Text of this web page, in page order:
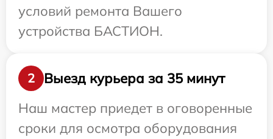
условий ремонта Вашего
устройства БАСТИОН.
2
Выезд курьера за 35 минут
Наш мастер приедет в оговоренные
сроки для осмотра оборудования